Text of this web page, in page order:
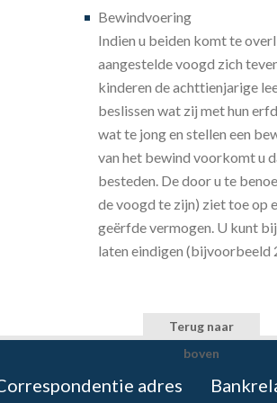
Bewindvoering
Indien u beiden komt te
aangestelde voogd zich
kinderen de achttienjarige
beslissen wat zij met hun
wat te jong en stellen een
van het bewind voorkomt u
besteden. De door u te
de voogd te zijn) ziet toe op
geërfde vermogen. U kunt
laten eindigen (bijvoorbeeld
Terug naar
boven
adres